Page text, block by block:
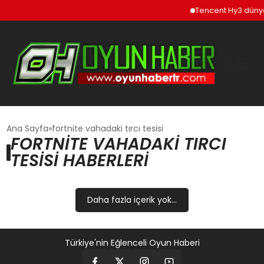
Tencent Hy3
GÜNCEL
OYUN HABERLERI
EĞITIM
Ana Sayfa fortnite vahadaki tırcı tesisi
FORTNITE VAHADAKI TIRCI
TESISI HABERLERI
Daha fazla içerik yok...
Türkiye'nin Eğlenceli Oyun Haberi